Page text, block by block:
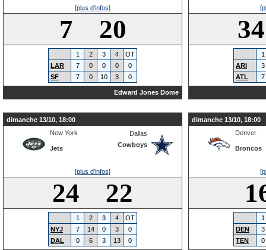
[plus d'infos]
7 20
1 2 3 4
OT
LAR
7 0 0 0
0
SF
7 0 10 3 0
Edward Jones Dome
1
ARI
3
ATL
7
dimanche 13/10, 18:00
New York
Jets
Dallas
Cowboys
[plus d'infos]
24 22
1 2 3 4
OT
NYJ
7 14 0 3
0
DAL
0 6 3 13 0
dimanche 13/10, 18:00
Denver
Broncos
1
DEN
3
TEN
0